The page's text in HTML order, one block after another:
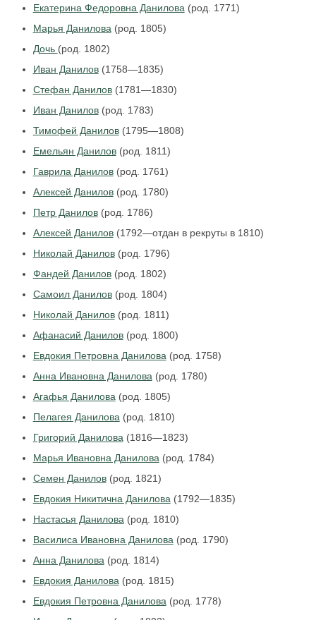
Екатерина Федоровна Данилова(род. 1771)
Марья Данилова(род. 1805)
Дочь (род. 1802)
Иван Данилов(1758—1835)
Стефан Данилов(1781—1830)
Иван Данилов(род. 1783)
Тимофей Данилов(1795—1808)
Емельян Данилов(род. 1811)
Гаврила Данилов(род. 1761)
Алексей Данилов(род. 1780)
Петр Данилов(род. 1786)
Алексей Данилов(1792—отдан в рекруты в 1810)
Николай Данилов(род. 1796)
Фандей Данилов(род. 1802)
Самоил Данилов(род. 1804)
Николай Данилов(род. 1811)
Афанасий Данилов(род. 1800)
Евдокия Петровна Данилова(род. 1758)
Анна Ивановна Данилова(род. 1780)
Агафья Данилова(род. 1805)
Пелагея Данилова(род. 1810)
Григорий Данилова(1816—1823)
Марья Ивановна Данилова(род. 1784)
Семен Данилов(род. 1821)
Евдокия Никитична Данилова(1792—1835)
Настасья Данилова(род. 1810)
Василиса Ивановна Данилова(род. 1790)
Анна Данилова(род. 1814)
Евдокия Данилова(род. 1815)
Евдокия Петровна Данилова(род. 1778)